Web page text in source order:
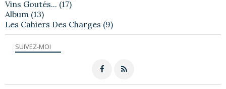
SUIVEZ-MOI
Vins Goutés... (17)
Album (13)
Les Cahiers Des Charges (9)